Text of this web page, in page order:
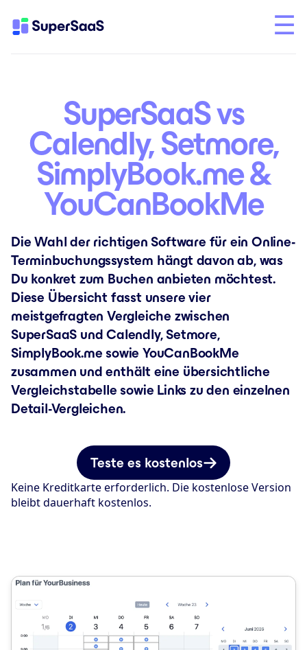
SuperSaaS vs
Calendly, Setmore,
SimplyBook.me &
YouCanBookMe
Die Wahl der richtigen Software für ein Online-
Terminbuchungssystem hängt davon ab, was
Du konkret zum Buchen anbieten möchtest.
Diese Übersicht fasst unsere vier
meistgefragten Vergleiche zwischen
SuperSaaS und Calendly, Setmore,
SimplyBook.me sowie YouCanBookMe
zusammen und enthält eine übersichtliche
Vergleichstabelle sowie Links zu den einzelnen
Detail-Vergleichen.
Teste es kostenlos
Keine Kreditkarte erforderlich. Die kostenlose Version
bleibt dauerhaft kostenlos.